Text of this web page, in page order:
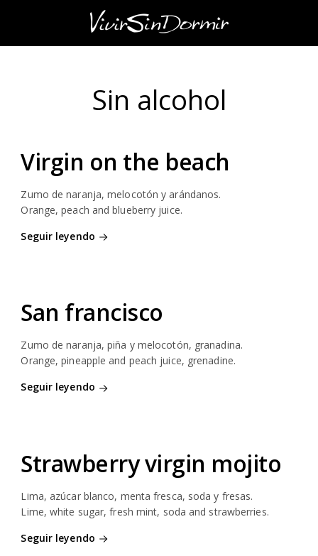
Sin alcohol
Virgin on the beach
Zumo de naranja, melocotón y arándanos.
Orange, peach and blueberry juice.
Seguir leyendo
San francisco
Zumo de naranja, piña y melocotón, granadina.
Orange, pineapple and peach juice, grenadine.
Seguir leyendo
Strawberry virgin mojito
Lima, azúcar blanco, menta fresca, soda y fresas.
Lime, white sugar, fresh mint, soda and strawberries.
Seguir leyendo